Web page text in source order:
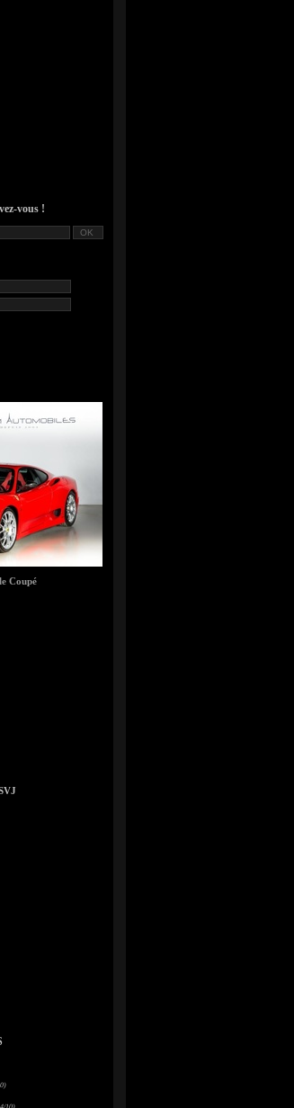
vous !
Coupé